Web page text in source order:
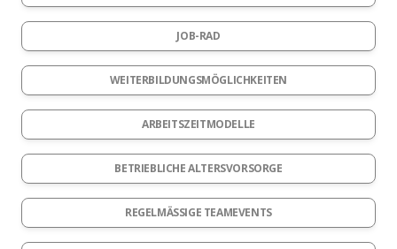
JOB-RAD
WEITERBILDUNGSMÖGLICHKEITEN
ARBEITSZEITMODELLE
BETRIEBLICHE ALTERSVORSORGE
REGELMÄSSIGE TEAMEVENTS